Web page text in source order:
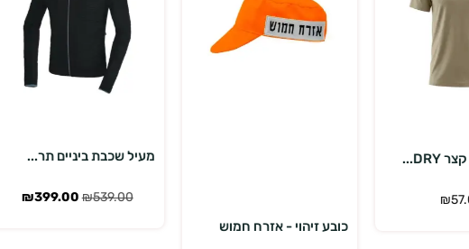
כובע זיהוי - אזרח חמוש
מעיל שכבת ביניים תר...
₪399.00